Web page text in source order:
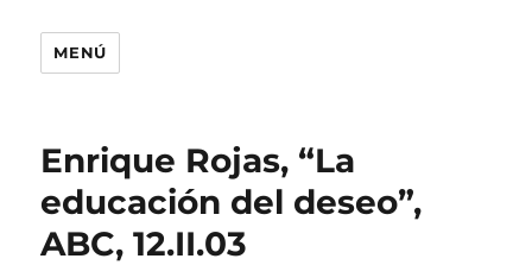
MENÚ
Enrique Rojas, “La
educación del deseo”,
ABC, 12.II.03